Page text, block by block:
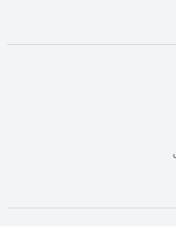
opens in new window